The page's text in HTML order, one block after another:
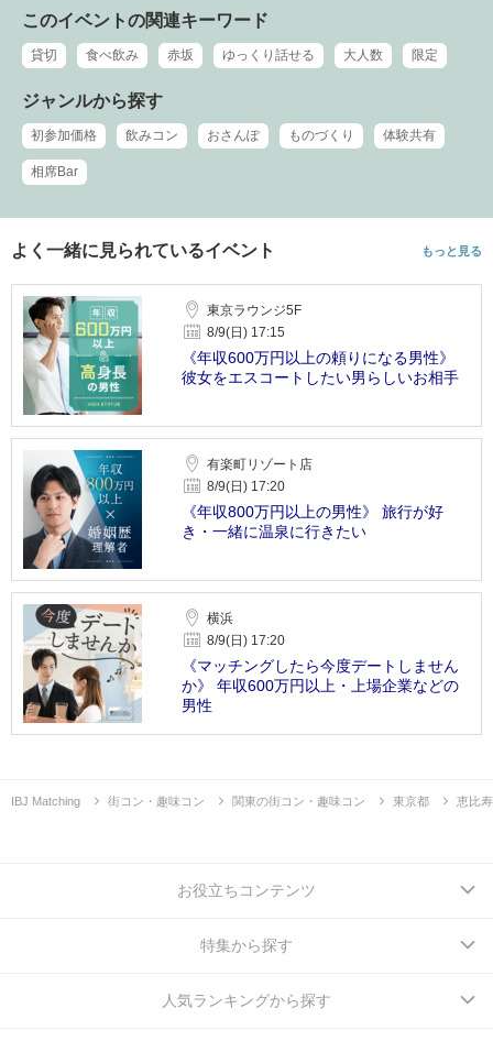
このイベントの関連キーワード
貸切 食べ飲み 赤坂 ゆっくり話せる 大人数 限定
ジャンルから探す
初参加価格 飲みコン おさんぽ ものづくり 体験共有
相席Bar
よく一緒に見られているイベント もっと見る
東京ラウンジ5F
8/9(日) 17:15
《年収600万円以上の頼りになる男性》
彼女をエスコートしたい男らしいお相手
有楽町リゾート店
8/9(日) 17:20
《年収800万円以上の男性》 旅行が好
き・一緒に温泉に行きたい
横浜
8/9(日) 17:20
《マッチングしたら今度デートしません
か》 年収600万円以上・上場企業などの
男性
IBJ Matching 街コン・趣味コン 関東の街コン・趣味コン 東京都 恵比
お役立ちコンテンツ
特集から探す
人気ランキングから探す